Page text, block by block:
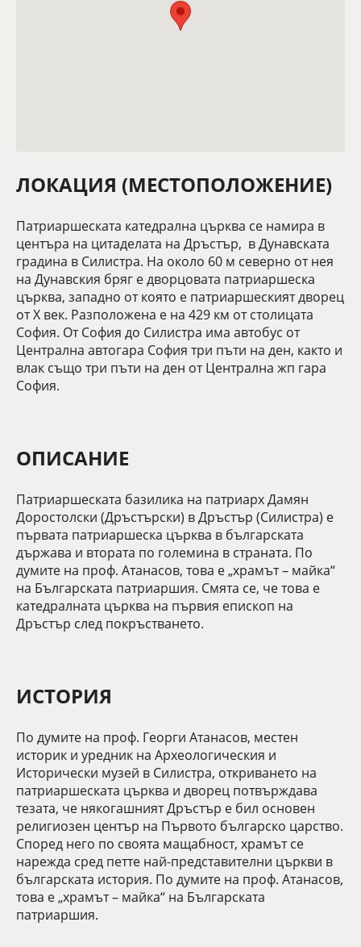
ЛОКАЦИЯ (МЕСТОПОЛОЖЕНИЕ)
Патриаршеската катедрална църква се намира в
центъра на цитаделата на Дръстър, в Дунавската
градина в Силистра. На около 60 м северно от нея
на Дунавския бряг е дворцовата патриаршеска
църква, западно от която е патриаршеският дворец
от Х век. Разположена е на 429 км от столицата
София. От София до Силистра има автобус от
Централна автогара София три пъти на ден, както и
влак също три пъти на ден от Централна жп гара
София.
ОПИСАНИЕ
Патриаршеската базилика на патриарх Дамян
Доростолски (Дръстърски) в Дръстър (Силистра) е
първата патриаршеска църква в българската
държава и втората по големина в страната. По
думите на проф. Атанасов, това е „храмът – майка“
на Българската патриаршия. Смята се, че това е
катедралната църква на първия епископ на
Дръстър след покръстването.
ИСТОРИЯ
По думите на проф. Георги Атанасов, местен
историк и уредник на Археологическия и
Исторически музей в Силистра, откриването на
патриаршеската църква и дворец потвърждава
тезата, че някогашният Дръстър е бил основен
религиозен център на Първото българско царство.
Според него по своята мащабност, храмът се
нарежда сред петте най-представителни църкви в
българската история. По думите на проф. Атанасов,
това е „храмът – майка“ на Българската
патриаршия.